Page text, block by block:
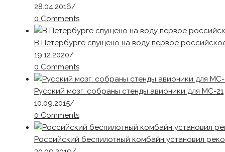
28.04.2016/
0 Comments
В Петербурге спущено на воду первое
19.12.2020/
0 Comments
Русский мозг: собраны стенды авионики для МС-21
10.09.2015/
0 Comments
Российский беспилотный комбайн установил